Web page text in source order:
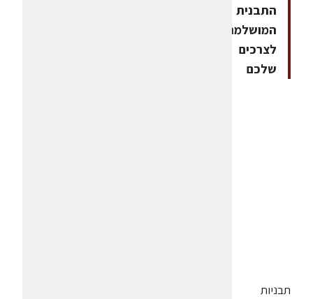
התבנית
המושלמת
לצרכים
שלכם
תבניות